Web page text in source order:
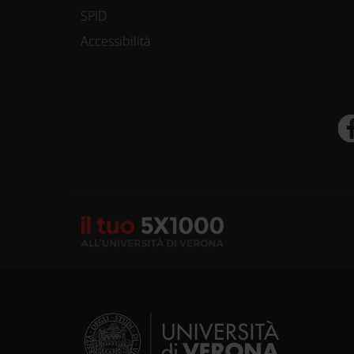
SPID
Accessibilità